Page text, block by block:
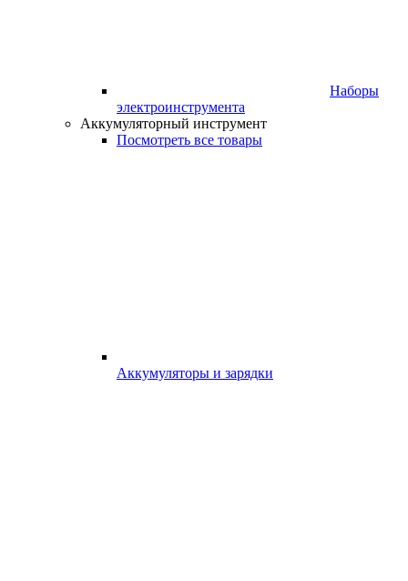
Наборы
электроинструмента
Аккумуляторный инструмент
Посмотреть все товары
Аккумуляторы и зарядки